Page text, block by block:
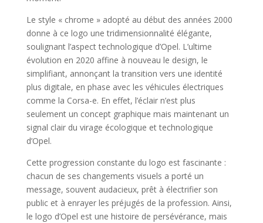
Le style « chrome » adopté au début des années 2000
donne à ce logo une tridimensionnalité élégante,
soulignant l’aspect technologique d’Opel. L’ultime
évolution en 2020 affine à nouveau le design, le
simplifiant, annonçant la transition vers une identité
plus digitale, en phase avec les véhicules électriques
comme la Corsa-e. En effet, l’éclair n’est plus
seulement un concept graphique mais maintenant un
signal clair du virage écologique et technologique
d’Opel.
Cette progression constante du logo est fascinante :
chacun de ses changements visuels a porté un
message, souvent audacieux, prêt à électrifier son
public et à enrayer les préjugés de la profession. Ainsi,
le logo d’Opel est une histoire de persévérance, mais